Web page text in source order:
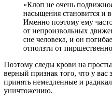
«Клоп не очень
насыщения становится и
Именно поэтому ему
от непроизвольных
сне человека, и он
отползти от
Поэтому следы крови на
верный признак того, что у вас
принять немедленные и
уничтожению.